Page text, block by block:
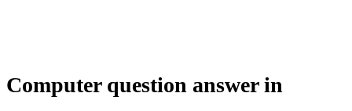
Computer question answer in